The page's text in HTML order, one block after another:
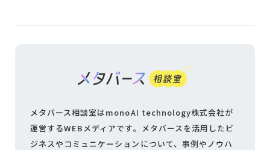
メタバース相談室はmonoAI technology株式会社が
運営するWEBメディアです。 メタバースを活用したビ
ジネスやコミュニケーションについて、 事例やノウハ